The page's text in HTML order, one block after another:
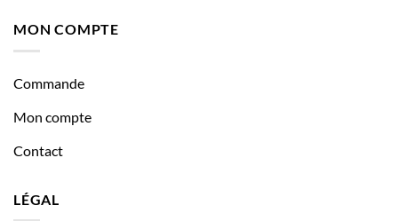
MON COMPTE
Commande
Mon compte
Contact
LÉGAL